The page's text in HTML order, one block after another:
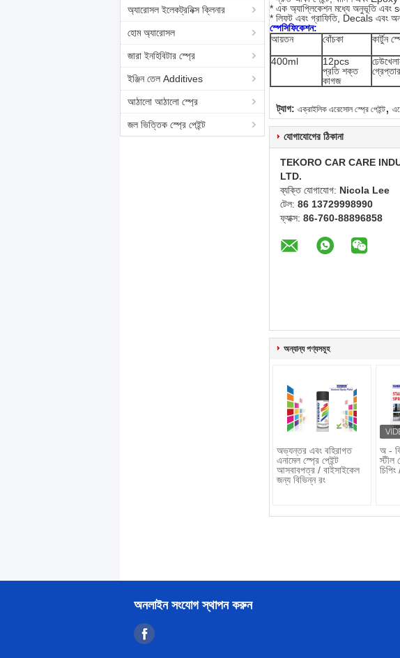
অ্যারোসল ইলেকট্রনিক্স ক্লিনার
হোম অ্যারোসল
জারা ইনহিবিটার স্প্রে
ইঞ্জিন তেল Additives
আঠালো আঠালো স্প্রে
জল ভিত্তিক স্প্রে পেইন্ট
* এক অ্যাপ্লিকেশন মধ্যে অনুভূতি এবং
* লিফট এবং গ্রাফিতি, Decals এবং
স্পেসিফিকেশন:
আয়তন
বোঁচকা কার্টুন
400ml
12pcs
প্রতি শক্ত
কাগজ
ট্যাগ: এক্রাইলিক এরেসোল স্প্রে পেইন্ট,
যোগাযোগের ঠিকানা
TEKORO CAR CARE
LTD.
ব্যক্তি যোগাযোগ: Nicola Lee
টেল: 86 13729998990
ফ্যাক্স: 86-760-88896858
অন্যান্য পণ্যসমূহ
অভ্যন্তর এবং বহিরাগত
এনামেল স্প্রে পেইন্ট
আসবাবপত্র / বাইসাইকেল
জন্য বিভিন্ন রং
অ -
স্টীল
চিপিং
অনলাইন সংযোগ স্থাপন করুন